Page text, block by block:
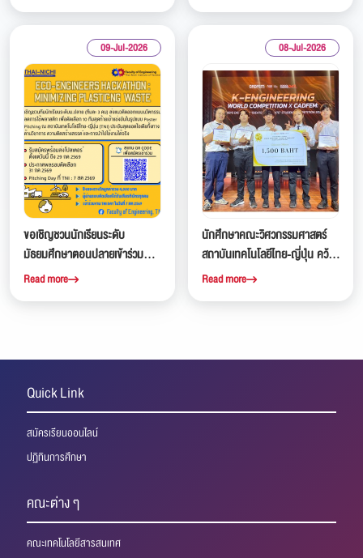
ระดับมัธยมศึกษา
09-Jul-2026
ขอเชิญชวนนักเรียนระดับ
มัธยมศึกษาตอนปลายเข้าร่วม
กิจกรรม Eco-Engineers
Read more
08-Jul-2026
นักศึกษาคณะวิศวกรรมศาสตร์
สถาบันเทคโนโลยีไทย-ญี่ปุ่น คว้า
รางวัลชมเชยจากการแข่งขัน K-
Read more
Quick Link
สมัครเรียนออนไลน์
ปฏิทินการศึกษา
คณะต่าง ๆ
คณะเทคโนโลยีสารสนเทศ